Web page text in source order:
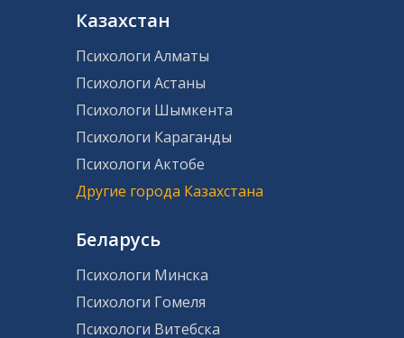
Казахстан
Психологи Алматы
Психологи Астаны
Психологи Шымкента
Психологи Караганды
Психологи Актобе
Другие города Казахстана
Беларусь
Психологи Минска
Психологи Гомеля
Психологи Витебска